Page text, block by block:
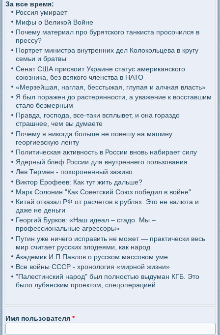
За все время:
Россия умирает
Мифы о Великой Войне
Почему материал про бурятского танкиста просочился в
прессу?
Портрет министра внутренних дел Колокольцева в кругу
семьи и братвы
Сенат США присвоит Украине статус американского
союзника, без всякого членства в НАТО
«Мерзейшая, наглая, бесстыжая, глупая и алчная власть»
Я был поражен до растерянности, а уважение к восставшим
стало безмерным
Правда, господа, все-таки всплывет, и она гораздо
страшнее, чем вы думаете
Почему я никогда больше не повешу на машину
георгиевскую ленту
Политическая активность в России вновь набирает силу
Ядерный блеф России для внутреннего пользования
Лев Термен - похороненный заживо
Виктор Ерофеев: Как тут жить дальше?
Марк Солонин "Как Советский Союз победил в войне"
Китай отказал РФ от расчетов в рублях. Это не валюта и
даже не деньги
Георгий Бурков: «Наш идеал – стадо. Мы –
профессиональные агрессоры»
Путин уже ничего исправить не может — практически весь
мир считает русских злодеями, как народ
Академик И.П.Павлов о русском массовом уме
Все войны СССР - хронология «мирной жизни»
"Палестинский народ" был полностью выдуман КГБ. Это
было лубянским проектом, спецоперацией
Имя пользователя*